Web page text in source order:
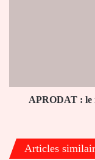
prend
APRODAT : le
Articles